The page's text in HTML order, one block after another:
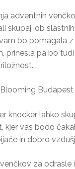
adventnih
skupaj, ob
bo pomagala
prinesla pa bo
Budapest
knocker lahko
kjer vas bodo
in dobro
za